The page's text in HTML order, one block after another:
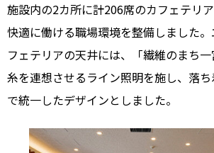
施設内の2カ所に計206席のカフェテリ
快適に働ける職場環境を整備しました
フェテリアの天井には、「繊維のまち一
糸を連想させるライン照明を施し、落
で統一したデザインとしました。